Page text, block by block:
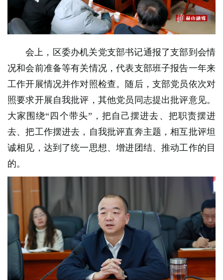
会上，区委办机关党支部书记通报了支部到会情
况和会前准备等有关情况，代表支部班子报告一年来
工作开展情况并作对照检查。随后，支部党员依次对
照要求开展自我批评，其他党员同志提出批评意见。
大家围绕“四个带头”，把自己摆进去、把职责摆进
去、把工作摆进去， 自我批评直奔主题，相互批评坦
诚相见，达到了统一思想、增进团结、推动工作的目
的。